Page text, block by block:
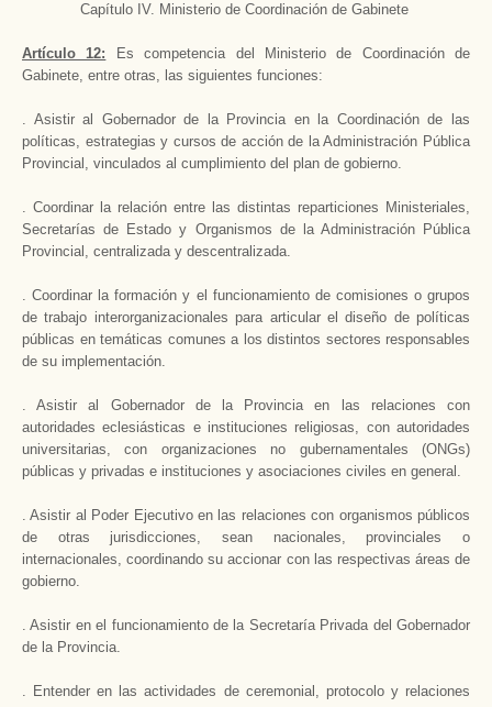
Capítulo IV. Ministerio de Coordinación de Gabinete
Artículo 12: Es competencia del Ministerio de Coordinación de
Gabinete, entre otras, las siguientes funciones:
. Asistir al Gobernador de la Provincia en la Coordinación de las
políticas, estrategias y cursos de acción de la Administración Pública
Provincial, vinculados al cumplimiento del plan de gobierno.
. Coordinar la relación entre las distintas reparticiones Ministeriales,
Secretarías de Estado y Organismos de la Administración Pública
Provincial, centralizada y descentralizada.
. Coordinar la formación y el funcionamiento de comisiones o grupos
de trabajo interorganizacionales para articular el diseño de políticas
públicas en temáticas comunes a los distintos sectores responsables
de su implementación.
. Asistir al Gobernador de la Provincia en las relaciones con
autoridades eclesiásticas e instituciones religiosas, con autoridades
universitarias, con organizaciones no gubernamentales (ONGs)
públicas y privadas e instituciones y asociaciones civiles en general.
. Asistir al Poder Ejecutivo en las relaciones con organismos públicos
de otras jurisdicciones, sean nacionales, provinciales o
internacionales, coordinando su accionar con las respectivas áreas de
gobierno.
. Asistir en el funcionamiento de la Secretaría Privada del Gobernador
de la Provincia.
. Entender en las actividades de ceremonial, protocolo y relaciones